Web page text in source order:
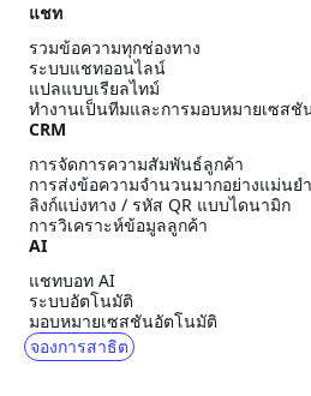
แชท
รวมข้อความทุกช่องทาง
ระบบแชทออนไลน์
แปลแบบเรียลไทม์
ทำงานเป็นทีมและการมอบหมายเซสชั
CRM
การจัดการความสัมพันธ์ลูกค้า
การส่งข้อความจำนวนมากอย่างแม่นยำ
ลิงก์แบ่งทาง / รหัส QR แบบไดนามิก
การวิเคราะห์ข้อมูลลูกค้า
AI
แชทบอท AI
ระบบอัตโนมัติ
มอบหมายเซสชันอัตโนมัติ
จองการสาธิต